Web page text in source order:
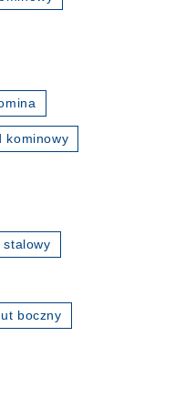
kominowy
stalowy
boczny